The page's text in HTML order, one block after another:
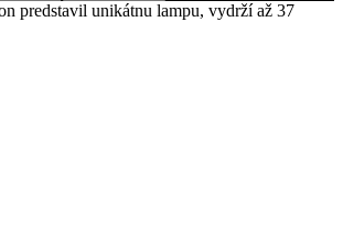
predstavil unikátnu lampu, vydrží až 37